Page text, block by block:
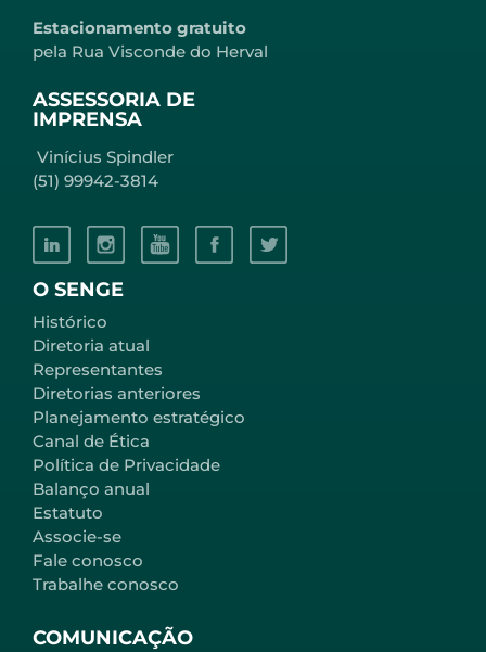
O SENGE
Histórico
Diretoria atual
Representantes
Diretorias anteriores
Planejamento estratégico
Canal de Ética
Política de Privacidade
Balanço anual
Estatuto
Associe-se
Fale conosco
Trabalhe conosco
COMUNICAÇÃO
Estacionamento gratuito
pela Rua Visconde do Herval
ASSESSORIA DE
IMPRENSA
Vinícius Spindler
(51) 99942-3814